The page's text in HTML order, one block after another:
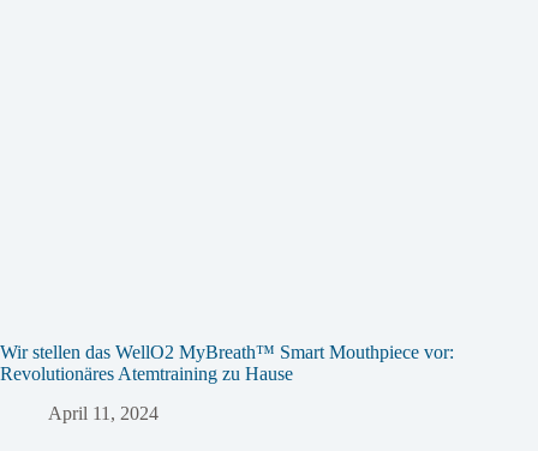
Wir stellen das WellO2 MyBreath™ Smart Mouthpiece vor:
Revolutionäres Atemtraining zu Hause
April 11, 2024